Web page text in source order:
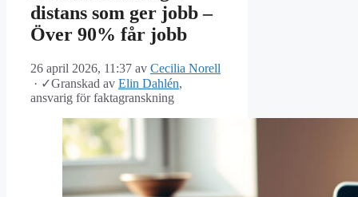
distans som ger jobb –
Över 90% får jobb
26 april 2026, 11:37 av Cecilia Norell
· ✓Granskad av Elin Dahlén,
ansvarig för faktagranskning